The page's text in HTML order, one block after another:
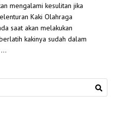
mengalami kesulitan jika
Kaki Olahraga
saat akan melakukan
kakinya sudah dalam
…